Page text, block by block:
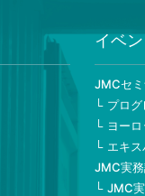
イベ
JMCセ
プロ
ヨー
エキ
JMC実
JMC